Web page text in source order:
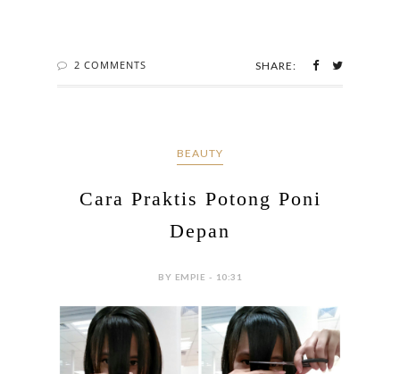
2 COMMENTS SHARE:
BEAUTY
Cara Praktis Potong Poni
Depan
BY EMPIE - 10:31